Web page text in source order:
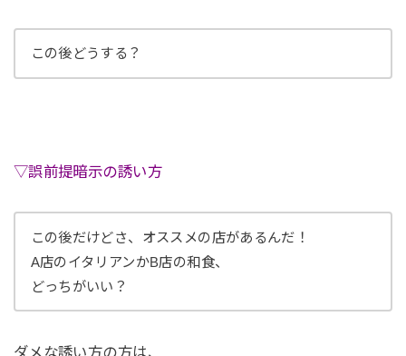
この後どうする？
▽誤前提暗示の誘い方
この後だけどさ、オススメの店があるんだ！
A店のイタリアンかB店の和食、
どっちがいい？
ダメな誘い方の方は、